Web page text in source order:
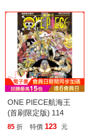
ONE PIECE航海王
(首刷限定版) 114
85 折 特價 123 元